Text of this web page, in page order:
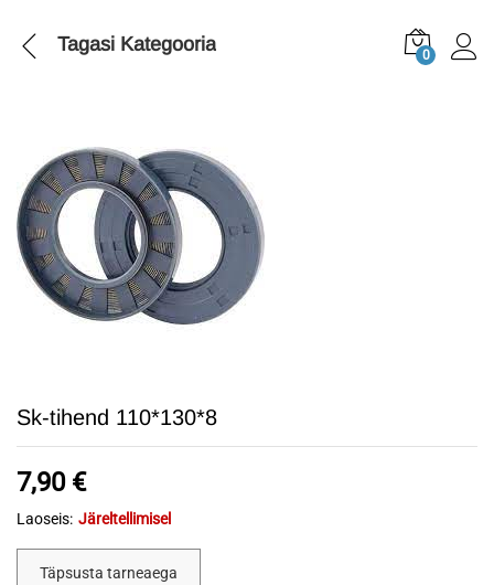
Tagasi Kategooria 0
Sk-tihend 110*130*8
7,90 €
Laoseis: Järeltellimisel
Täpsusta tarneaega